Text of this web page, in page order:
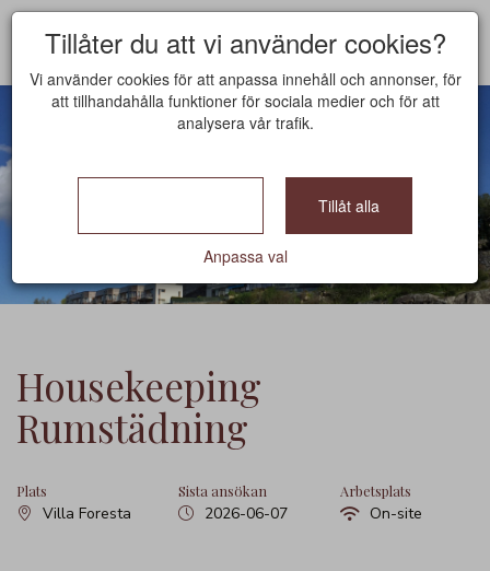
ANSÖK NU
Housekeeping
Rumstädning
Plats
Villa Foresta
Sista ansökan
2026-06-07
Arbetsplats
On-site
Tillåter du att vi använder cookies?
Vi använder cookies för att anpassa innehåll och annonser, för
att tillhandahålla funktioner för sociala medier och för att
analysera vår trafik.
Tillåt alla
Anpassa val